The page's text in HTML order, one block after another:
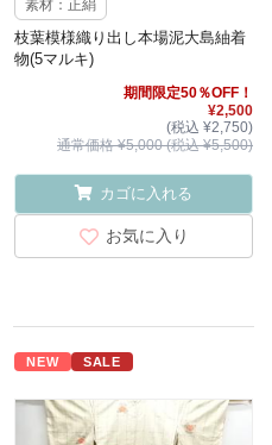
素材：正絹
枝葉模様織り出し本場泥大島紬着
物(5マルキ)
期間限定50％OFF！
¥2,500
(税込 ¥2,750)
通常価格 ¥5,000 (税込 ¥5,500)
カゴに入れる
お気に入り
NEW SALE